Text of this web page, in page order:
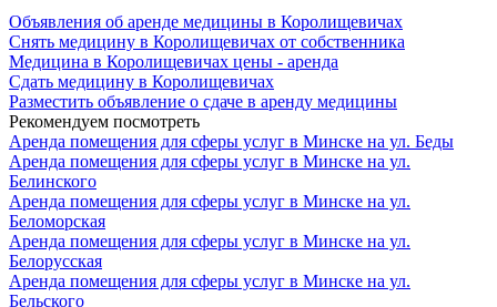
Объявления об аренде медицины в Королищевичах
Снять медицину в Королищевичах от собственника
Медицина в Королищевичах цены - аренда
Сдать медицину в Королищевичах
Разместить объявление о сдаче в аренду медицины
Рекомендуем посмотреть
Аренда помещения для сферы услуг в Минске на ул. Беды
Аренда помещения для сферы услуг в Минске на ул.
Белинского
Аренда помещения для сферы услуг в Минске на ул.
Беломорская
Аренда помещения для сферы услуг в Минске на ул.
Белорусская
Аренда помещения для сферы услуг в Минске на ул.
Бельского